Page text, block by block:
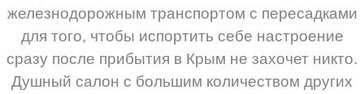
железнодорожным транспортом с пересадками
для того, чтобы испортить себе настроение
сразу после прибытия в Крым не захочет никто.
Душный салон с большим количеством других